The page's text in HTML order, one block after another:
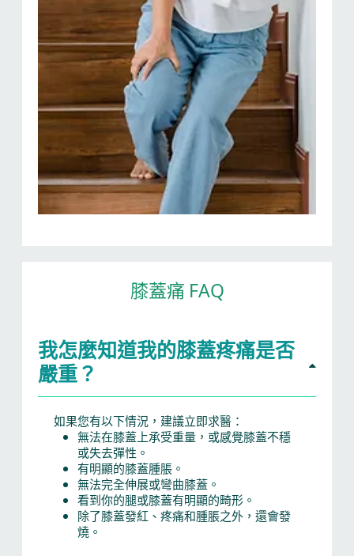
膝蓋痛 FAQ
我怎麼知道我的膝蓋疼痛是否
嚴重？
如果您有以下情況，建議立即求醫：
無法在膝蓋上承受重量，或感覺膝蓋不穩
或失去彈性。
有明顯的膝蓋腫脹。
無法完全伸展或彎曲膝蓋。
看到你的腿或膝蓋有明顯的畸形。
除了膝蓋發紅、疼痛和腫脹之外，還會發
燒。